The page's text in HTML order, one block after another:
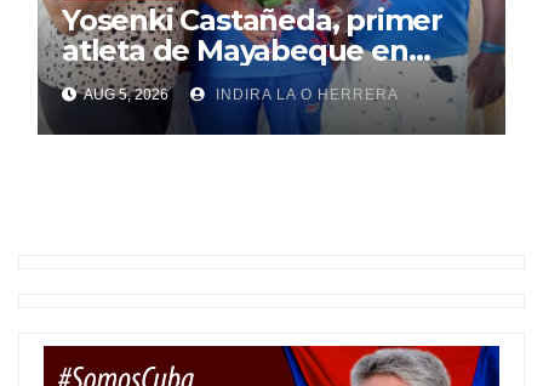
Yosenki Castañeda, primer
atleta de Mayabeque en
subir al podio
centroamericano
AUG 5, 2026 INDIRA LA O HERRERA